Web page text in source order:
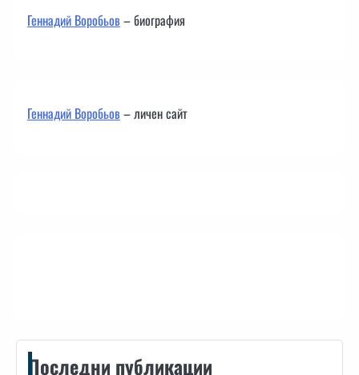
Геннадий Воробьов– биография
Геннадий Воробьов– личен сайт
Последни публикации